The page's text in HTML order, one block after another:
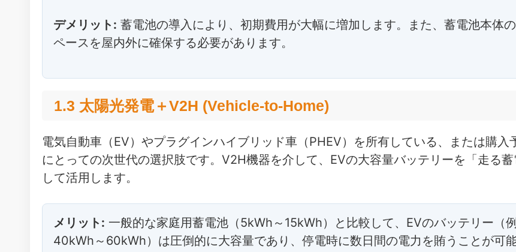
デメリット: 蓄電池の導入により、初期費用が大幅に増加します。また、蓄電池本体
ペースを屋内外に確保する必要があります。
1.3 太陽光発電＋V2H (Vehicle-to-Home)
電気自動車（EV）やプラグインハイブリッド車（PHEV）を所有している、または購入
にとっての次世代の選択肢です。V2H機器を介して、EVの大容量バッテリーを「走る蓄
して活用します。
メリット: 一般的な家庭用蓄電池（5kWh～15kWh）と比較して、EVのバッテリー（例
40kWh～60kWh）は圧倒的に大容量であり、停電時に数日間の電力を賄うことが可能